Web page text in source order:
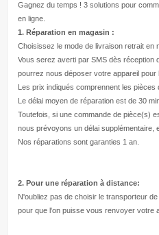
Gagnez du temps ! 3 solutions pour
en ligne.
1. Réparation en magasin :
Choisissez le mode de livraison retrait en
Vous serez averti par SMS dès réception
pourrez nous déposer votre appareil pour
Les prix indiqués comprennent les pièces
Le délai moyen de réparation est de 30
Toutefois, si une commande de pièce(s)
nous prévoyons un délai supplémentaire,
Nos réparations sont garanties 1 an.
2. Pour une réparation à distance:
N'oubliez pas de choisir le transporteur
pour que l'on puisse vous renvoyer votre